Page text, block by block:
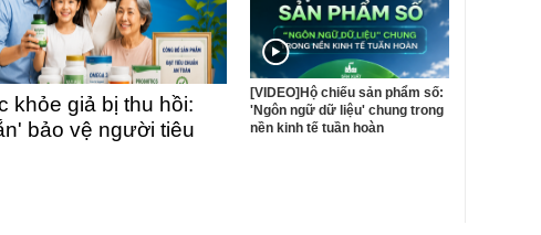
khỏe giả bị thu hồi:
bảo vệ người tiêu
[VIDEO]Hộ chiếu sản phẩm số:
'Ngôn ngữ dữ liệu' chung trong
nền kinh tế tuần hoàn